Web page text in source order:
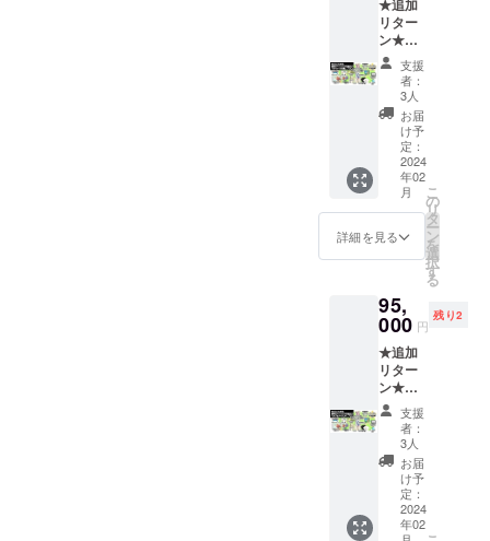
「Stea
m版 DL
キー」
または
「ファ
イルス
トレー
ジから
ダウン
ロー
ド」の
どちら
択して
いただ
す。 ※
クリア
ファイ
ルの詳
細は
「リ
ターン
プラン
のご紹
介」を
ご覧く
ださ
い。 ※T
シャツ
記入い
ただく
内容】
①：
ゲーム
内に表
示する
お名前
（ニッ
クネー
ム可）
さい。
・日本
アル
ファ
ベット
表記：
日本語
表記／
アル
ファ
ベット
表記の
少なく
とも１
つは必
1,100
円］ ・
サウン
ドト
ラック
［一般
販売予
定価
格：未
定］ ・
PC・ス
マホ用
壁紙 ・
クリア
ル 1種
種） ・
CF限定
記念ピ
ンズ 3
種セッ
ト ・オ
リジナ
ルデザ
インT
シャツ
・お礼
メッ
セージ
【備考
トにお
名前掲
載
（中）
（※①）
「リッ
プルア
イラン
ド」ス
テッ
カー ・
ゲーム
本体：
ド x 1点
販売予
定価
1,100
円］ ・
サウン
ドト
ラック
［一般
販売予
定価
格：未
定］ ・
PC・ス
★追加
リター
ン★
【リ
ターン
内容】
・もり
けん先
生複製
サイン
入り色
（小）
「マ
ドゥー
複製原
画イラ
スト
キャン
バス
アート
・サン
ソフト
会員証
・
SUNSO
FTヒス
トリー
本『サ
支援
者：
3人
お届
け予
定：
2024
年02
月
詳細を見る
こ
の
リ
タ
ー
ン
を
選
択
す
る
95,
000 円
残り2
★追加
リター
ン★
【リ
ターン
内容】
・もり
けん先
生複製
サイン
入り色
支援
者：
3人
お届
け予
定：
2024
年02